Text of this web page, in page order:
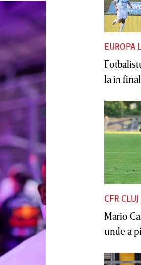
EUROPA
la în
CFR CLUJ
Mario
unde a